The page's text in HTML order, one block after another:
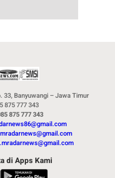
33, Banyuwangi – Jawa Timur
875 777 343
875 777 343
di Apps Kami